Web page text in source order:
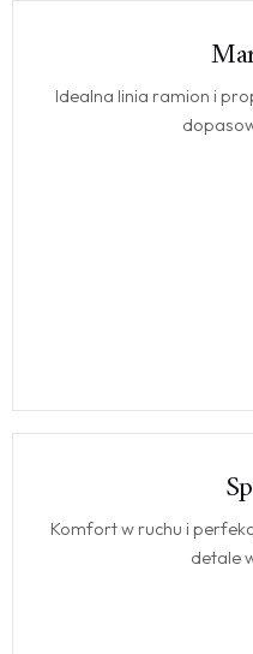
Idealna linia ramion i
Komfort w ruchu i
detale